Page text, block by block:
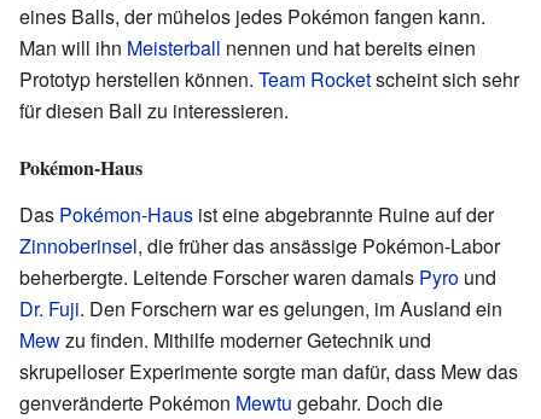
eines Balls, der mühelos jedes Pokémon fangen kann.
Man will ihn Meisterball nennen und hat bereits einen
Prototyp herstellen können. Team Rocketscheint sich sehr
für diesen Ball zu interessieren.
Pokémon-Haus
Das Pokémon-Haus ist eine abgebrannte Ruine auf der
Zinnoberinsel, die früher das ansässige Pokémon-Labor
beherbergte. Leitende Forscher waren damals Pyro und
Dr. Fuji. Den Forschern war es gelungen, im Ausland ein
Mewzu finden. Mithilfe moderner Getechnik und
skrupelloser Experimente sorgte man dafür, dass Mew das
genveränderte Pokémon Mewtu gebahr. Doch die